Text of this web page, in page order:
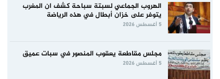
الهروب الجماعي لسبتة سباحة كشف ان المغرب
يتوفر على خزان أبطال في هذه الرياضة
5 أغسطس 2026
مجلس مقاطعة يعقوب المنصور في سبات عميق
5 أغسطس 2026